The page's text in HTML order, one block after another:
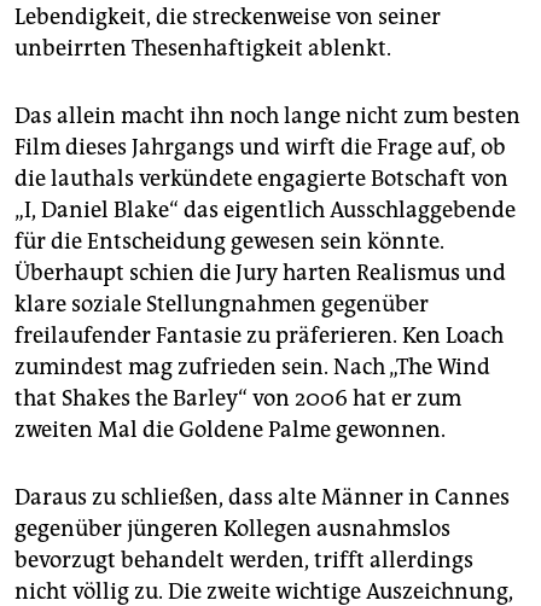
Lebendigkeit, die streckenweise von seiner
unbeirrten Thesenhaftigkeit ablenkt.
Das allein macht ihn noch lange nicht zum besten
Film dieses Jahrgangs und wirft die Frage auf, ob
die lauthals verkündete engagierte Botschaft von
„I, Daniel Blake“ das eigentlich Ausschlaggebende
für die Entscheidung gewesen sein könnte.
Überhaupt schien die Jury harten Realismus und
klare soziale Stellungnahmen gegenüber
freilaufender Fantasie zu präferieren. Ken Loach
zumindest mag zufrieden sein. Nach „The Wind
that Shakes the Barley“ von 2006 hat er zum
zweiten Mal die Goldene Palme gewonnen.
Daraus zu schließen, dass alte Männer in Cannes
gegenüber jüngeren Kollegen ausnahmslos
bevorzugt behandelt werden, trifft allerdings
nicht völlig zu. Die zweite wichtige Auszeichnung,